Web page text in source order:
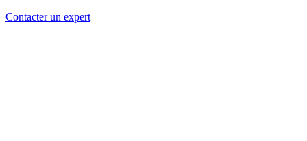
Contacter un expert